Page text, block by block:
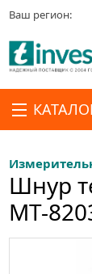
Ваш регион:
Шнур
MT-